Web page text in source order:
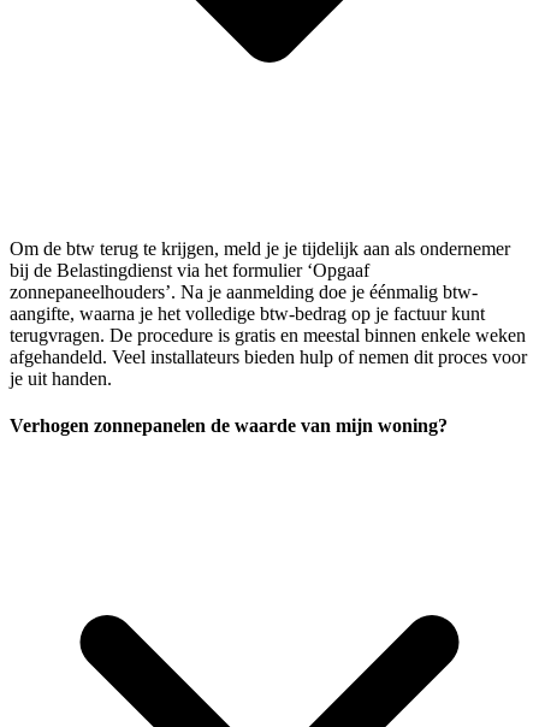
Om de btw terug te krijgen, meld je je tijdelijk aan als ondernemer
bij de Belastingdienst via het formulier ‘Opgaaf
zonnepaneelhouders’. Na je aanmelding doe je éénmalig btw-
aangifte, waarna je het volledige btw-bedrag op je factuur kunt
terugvragen. De procedure is gratis en meestal binnen enkele weken
afgehandeld. Veel installateurs bieden hulp of nemen dit proces voor
je uit handen.
Verhogen zonnepanelen de waarde van mijn woning?